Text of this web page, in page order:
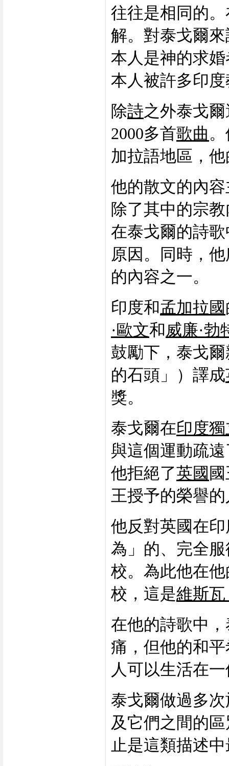
往往是相同的
解。對泰戈爾
本人是神的求
本人被許多印
除詩之外泰戈
2000多首歌曲
加拉語地區，
他的散文的內
除了其中的宗
在泰戈爾的詩
原因。同時，
的內容之一。
印度和孟加拉國
·歐文和威廉·勃
鼓勵下，泰戈
的石頭」）譯成
獎。
泰戈爾在印度
與這個運動疏
他拒絕了英國
王授予的榮譽
他反對英國在
為」的、完全
校。為此他在
校，這是維斯
在他的詩歌中
痛，但他的和
人可以生活在
泰戈爾做過多
及它們之間的
止是這類描述